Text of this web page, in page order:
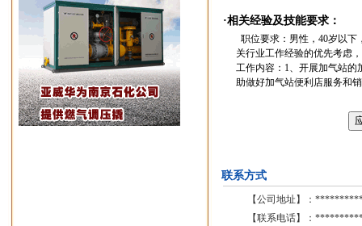
·相关经验及技能要求：
职位要求：男性，40岁以
关行业工作经验的优先考虑
工作内容：1、开展加气站的
助做好加气站便利店服务和
联系方式
【公司地址】：
【联系电话】：